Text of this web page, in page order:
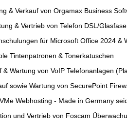
& Verkauf von Orgamax Business
& Vertrieb von Telefon DSL/
für Microsoft Office 2024 &
Tintenpatronen & Tonerkatuschen
& Wartung von VoIP Telefonanlagen
sowie Wartung von SecurePoint
Webhosting - Made in Germany
und Vertrieb von Foscam